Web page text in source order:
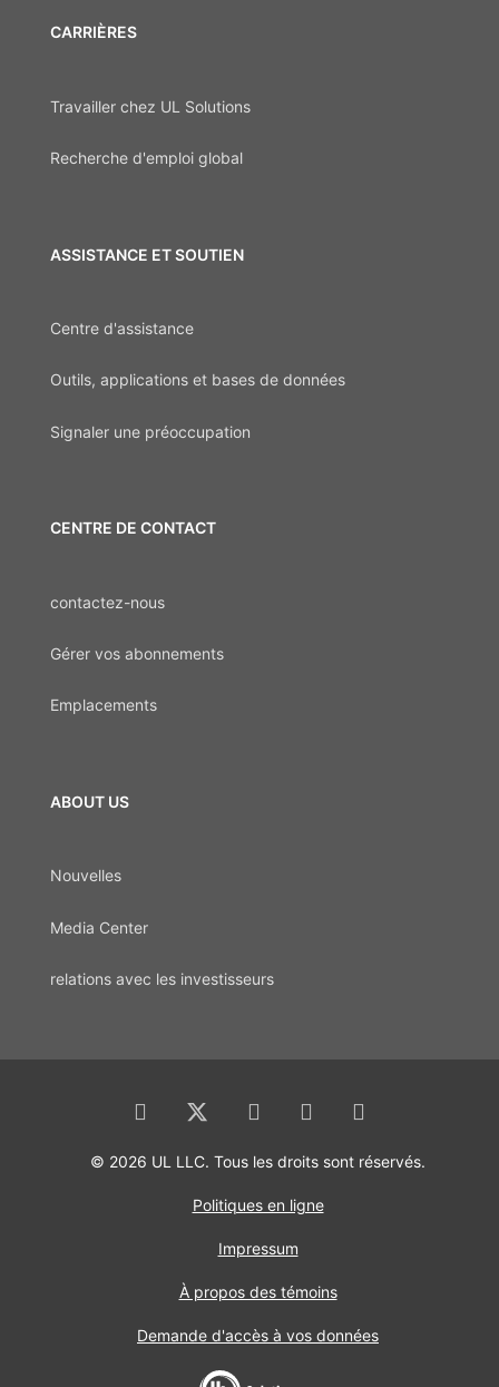
CARRIÈRES
Travailler chez UL Solutions
Recherche d'emploi global
ASSISTANCE ET SOUTIEN
Centre d'assistance
Outils, applications et bases de données
Signaler une préoccupation
CENTRE DE CONTACT
contactez-nous
Gérer vos abonnements
Emplacements
ABOUT US
Nouvelles
Media Center
relations avec les investisseurs
© 2026 UL LLC. Tous les droits sont réservés.
Politiques en ligne
Impressum
À propos des témoins
Demande d'accès à vos données